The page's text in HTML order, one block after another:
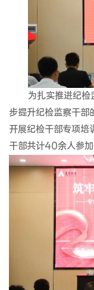
为扎实推进纪
步提升纪检监察干
开展纪检干部专项培
干部共计40余人参加